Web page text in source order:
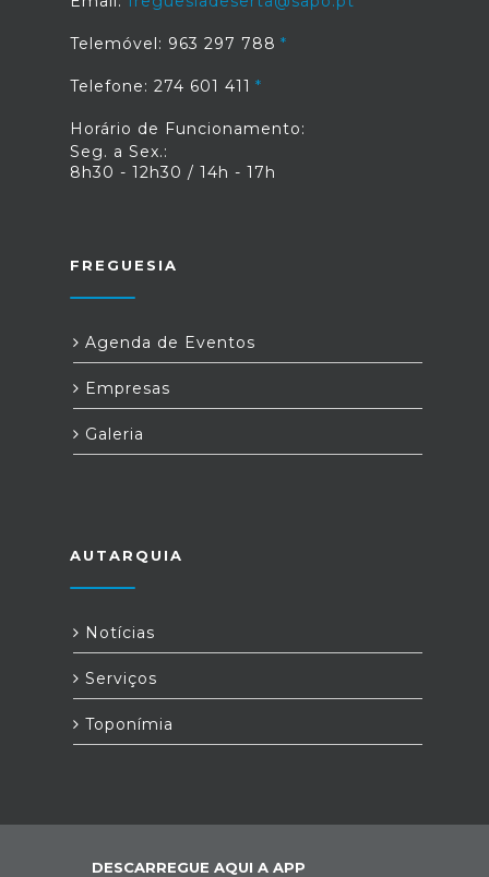
Telemóvel: 963 297 788
Telefone: 274 601 411
Horário de Funcionamento:
Seg. a Sex.:
8h30 - 12h30 / 14h - 17h
FREGUESIA
Agenda de Eventos
Empresas
Galeria
AUTARQUIA
Notícias
Serviços
Toponímia
DESCARREGUE AQUI A APP